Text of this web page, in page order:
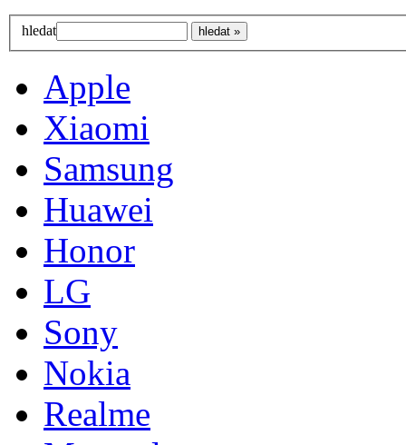
hledat
Apple
Xiaomi
Samsung
Huawei
Honor
LG
Sony
Nokia
Realme